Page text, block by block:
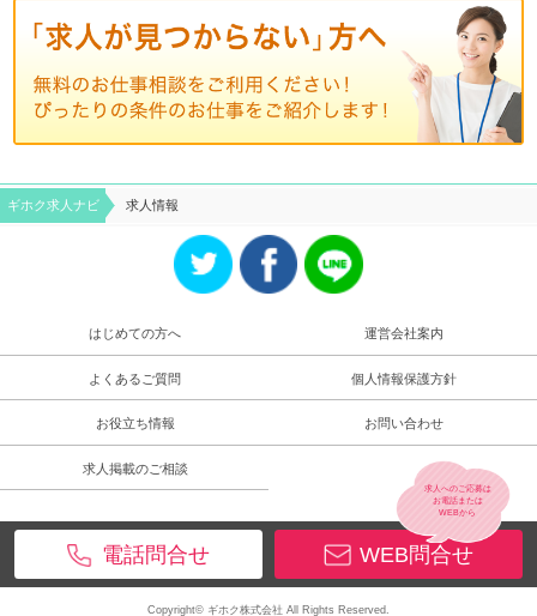
ギホク求⼈ナビ 求人情報
はじめての方へ 運営会社案内
よくあるご質問 個人情報保護方針
お役立ち情報 お問い合わせ
求人掲載のご相談
求人へのご応募は
お電話または
WEB から
WEB問合せ
電話問合せ
Copyright© ギホク株式会社 All Rights Reserved.